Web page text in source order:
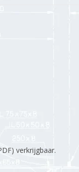
verkrijgbaar.